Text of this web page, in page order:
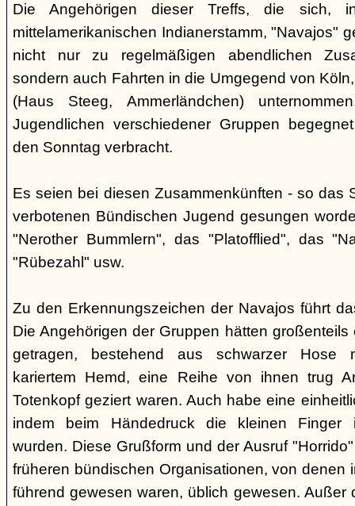
Die Angehörigen dieser Treffs, die sich,
mittelamerikanischen Indianerstamm, "Navajos"
nicht nur zu regelmäßigen abendlichen
sondern auch Fahrten in die Umgegend von
(Haus Steeg, Ammerländchen)
Jugendlichen verschiedener Gruppen
den Sonntag verbracht.
Es seien bei diesen Zusammenkünften - so das
verbotenen Bündischen Jugend gesungen
"Nerother Bummlern", das "Platofflied", das
"Rübezahl" usw.
Zu den Erkennungszeichen der Navajos führt
Die Angehörigen der Gruppen hätten
getragen, bestehend aus schwarzer Hose
kariertem Hemd, eine Reihe von ihnen trug
Totenkopf geziert waren. Auch habe eine
indem beim Händedruck die kleinen Finger
wurden. Diese Grußform und der Ausruf
früheren bündischen Organisationen, von denen
führend gewesen waren, üblich gewesen. Außer